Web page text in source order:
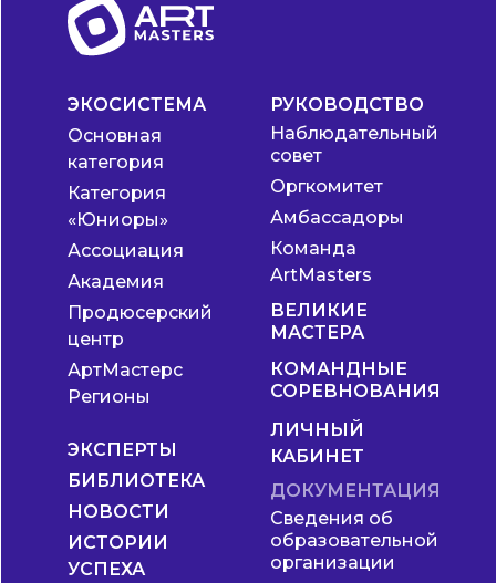
РУКОВОДСТВО
КОМАНДНЫЕ
СОРЕВНОВАНИЯ
ВЕЛИКИЕ
МАСТЕРА
Наблюдательный
совет
Амбассадоры
ЭКСПЕРТЫ
БИБЛИОТЕКА
НОВОСТИ
ИСТОРИИ
УСПЕХА
Команда
ArtMasters
ЛИЧНЫЙ
КАБИНЕТ
ЭКОСИСТЕМА
Ассоциация
Академия
Продюсерский
центр
АртМастерс
Регионы
Основная
категория
Категория
«Юниоры»
Оргкомитет
ДОКУМЕНТАЦИЯ
Сведения об
образовательной
организации